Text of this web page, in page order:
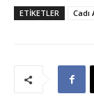
ETIKETLER Cadı